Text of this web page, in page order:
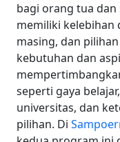
bagi orang tua
memiliki kelebihan
masing, dan
kebutuhan dan
seperti gaya
universitas, dan
pilihan. Di